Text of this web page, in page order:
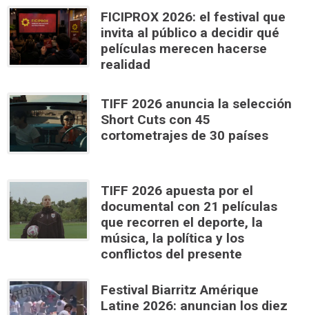
FICIPROX 2026: el festival que
invita al público a decidir qué
películas merecen hacerse
realidad
TIFF 2026 anuncia la selección
Short Cuts con 45
cortometrajes de 30 países
TIFF 2026 apuesta por el
documental con 21 películas
que recorren el deporte, la
música, la política y los
conflictos del presente
Festival Biarritz Amérique
Latine 2026: anuncian los diez